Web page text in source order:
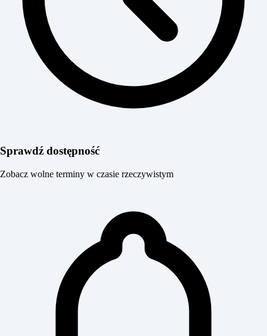
Sprawdź dostępność
Zobacz wolne terminy w czasie rzeczywistym